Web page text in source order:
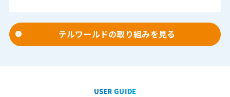
テルワールドの取り組みを見る
USER GUIDE